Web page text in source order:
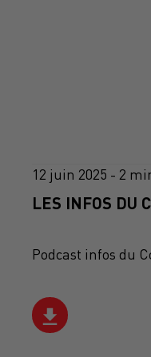
12 juin 2025 - 2
LES INFOS DU
Podcast infos du